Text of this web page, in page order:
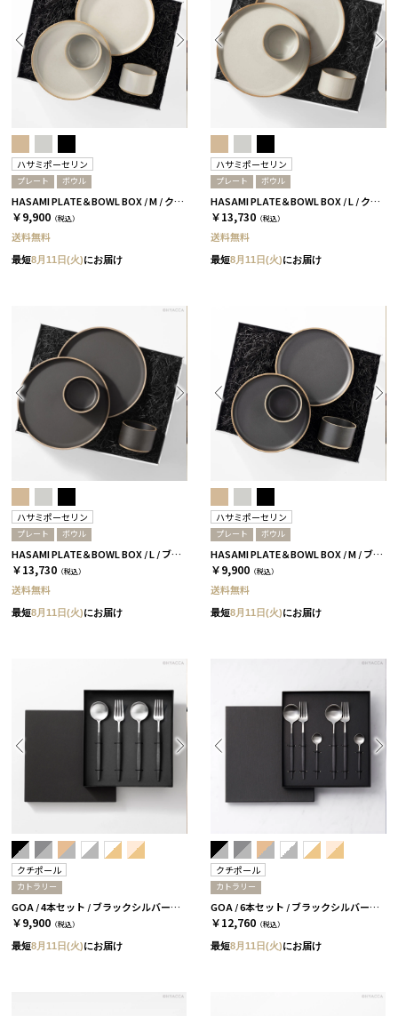
ハサミポーセリン
プレート ボウル
HASAMI PLATE＆BOWL BOX / M / クリア［ハサミポーセリン］
￥9,900 （税込）
送料無料
最短8月11日(火)にお届け
ハサミポーセリン
プレート ボウル
HASAMI PLATE＆BOWL BOX / L / クリア［ハサミポーセリン］
￥13,730 （税込）
送料無料
最短8月11日(火)にお届け
ハサミポーセリン
プレート ボウル
HASAMI PLATE＆BOWL BOX / L / ブラック［ハサミポーセリン］
￥13,730 （税込）
送料無料
最短8月11日(火)にお届け
ハサミポーセリン
プレート ボウル
HASAMI PLATE＆BOWL BOX / M / ブラック［ハサミポーセリン］
￥9,900 （税込）
送料無料
最短8月11日(火)にお届け
クチポール
カトラリー
GOA / 4本セット / ブラックシルバー［クチポール］
￥9,900 （税込）
最短8月11日(火)にお届け
クチポール
カトラリー
GOA / 6本セット / ブラックシルバー［クチポール］
￥12,760 （税込）
最短8月11日(火)にお届け